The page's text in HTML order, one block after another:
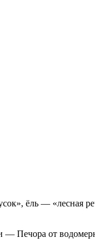
ёль — «лесная
— Печора от